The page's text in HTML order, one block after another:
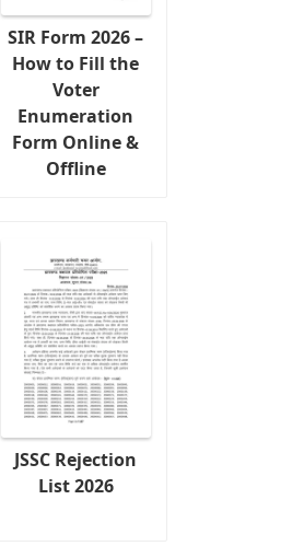
SIR Form 2026 –
How to Fill the
Voter
Enumeration
Form Online &
Offline
JSSC Rejection
List 2026